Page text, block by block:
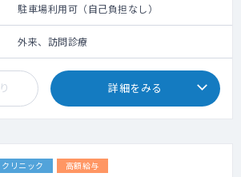
駐車場利用可（自己負担なし）
外来、訪問診療
詳細をみる
クリニック 高額給与